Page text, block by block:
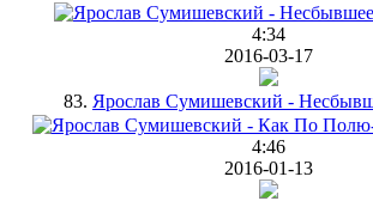
4:34
2016-03-17
83. Ярослав Сумишевский -
4:46
2016-01-13